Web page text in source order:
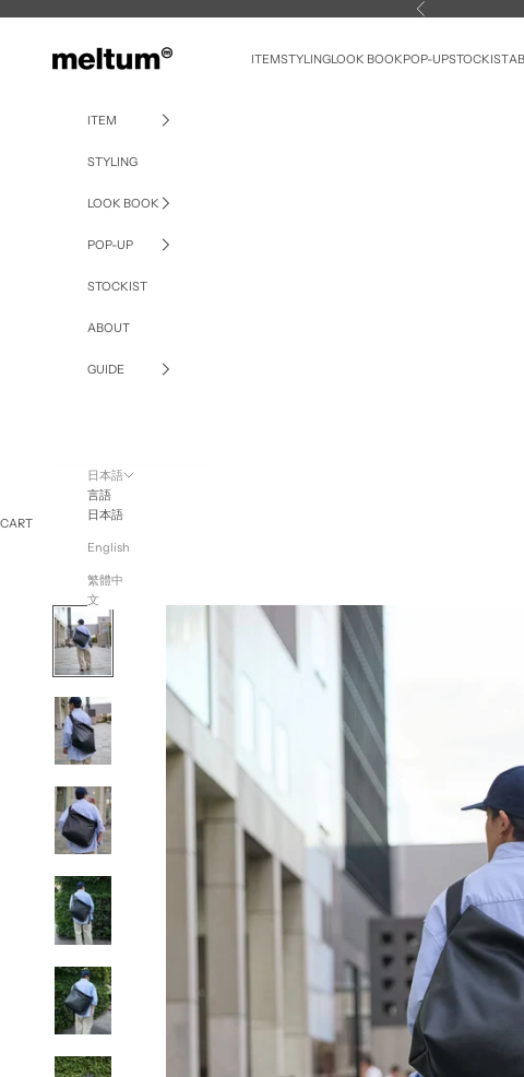
前へ
meltum ITEMSTYLINGLOOK BOOKPOP-UPSTOCKIST
ITEM
STYLING
LOOK BOOK
POP-UP
STOCKIST
ABOUT
GUIDE
日本語
言語
日本語
English
繁體中
文
CART